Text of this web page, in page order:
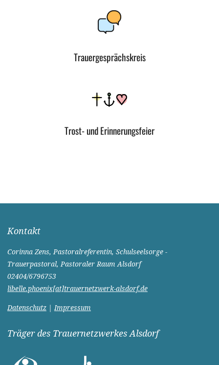
Trauergesprächskreis
Trost- und Erinnerungsfeier
Kontakt
Corinna Zens, Pastoralreferentin, Schulseelsorge -
Trauerpastoral, Pastoraler Raum Alsdorf
02404/6796753
libelle.phoenix[at]trauernetzwerk-alsdorf.de
Datenschutz |Impressum
Träger des Trauernetzwerkes Alsdorf